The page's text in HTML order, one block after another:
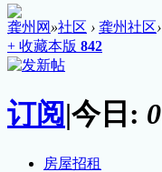
龚州网 »社区 › 龚州社区›
+ 收藏本版 842
订阅|今日: 0
房屋招租